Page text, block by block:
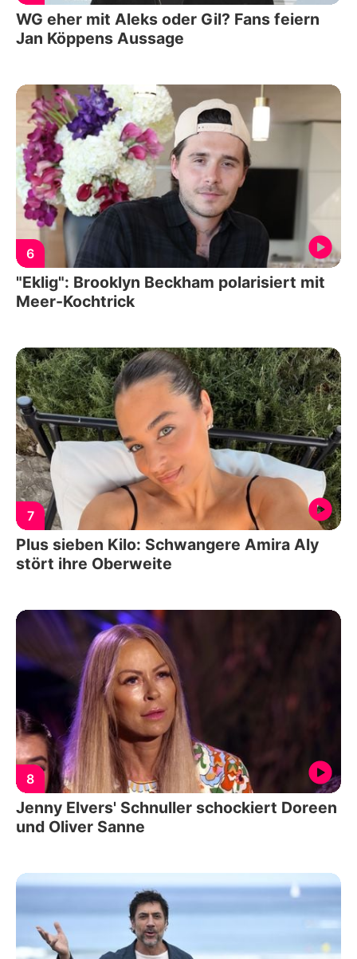
WG eher mit Aleks oder Gil? Fans feiern
Jan Köppens Aussage
6
"Eklig": Brooklyn Beckham polarisiert mit
Meer-Kochtrick
7
Plus sieben Kilo: Schwangere Amira Aly
stört ihre Oberweite
8
Jenny Elvers' Schnuller schockiert Doreen
und Oliver Sanne